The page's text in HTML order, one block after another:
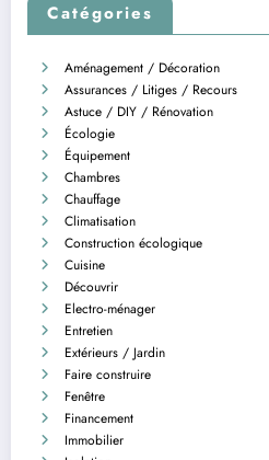
Catégories
Aménagement / Décoration
Assurances / Litiges / Recours
Astuce / DIY / Rénovation
Écologie
Équipement
Chambres
Chauffage
Climatisation
Construction écologique
Cuisine
Découvrir
Electro-ménager
Entretien
Extérieurs / Jardin
Faire construire
Fenêtre
Financement
Immobilier